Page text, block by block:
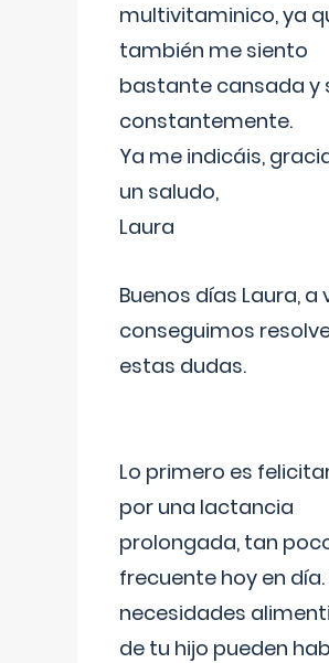
multivitaminico, ya
también me siento
bastante cansada y
constantemente.
Ya me indicáis,
un saludo,
Laura
Buenos días Laura, a
conseguimos
estas dudas.
Lo primero es
por una lactancia
prolongada, tan
frecuente hoy en día.
necesidades
de tu hijo pueden